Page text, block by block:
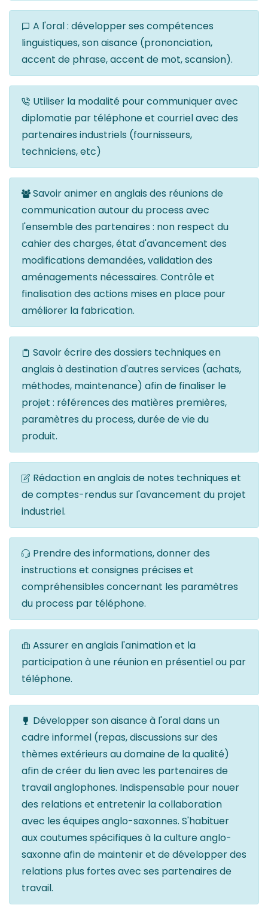
A l'oral : développer ses compétences
linguistiques, son aisance (prononciation,
accent de phrase, accent de mot, scansion).
Utiliser la modalité pour communiquer avec
diplomatie par téléphone et courriel avec des
partenaires industriels (fournisseurs,
techniciens, etc)
Savoir animer en anglais des réunions de
communication autour du process avec
l'ensemble des partenaires : non respect du
cahier des charges, état d'avancement des
modifications demandées, validation des
aménagements nécessaires. Contrôle et
finalisation des actions mises en place pour
améliorer la fabrication.
Savoir écrire des dossiers techniques en
anglais à destination d'autres services (achats,
méthodes, maintenance) afin de finaliser le
projet : références des matières premières,
paramètres du process, durée de vie du
produit.
Rédaction en anglais de notes techniques et
de comptes-rendus sur l'avancement du projet
industriel.
Prendre des informations, donner des
instructions et consignes précises et
compréhensibles concernant les paramètres
du process par téléphone.
Assurer en anglais l'animation et la
participation à une réunion en présentiel ou par
téléphone.
Développer son aisance à l'oral dans un
cadre informel (repas, discussions sur des
thèmes extérieurs au domaine de la qualité)
afin de créer du lien avec les partenaires de
travail anglophones. Indispensable pour nouer
des relations et entretenir la collaboration
avec les équipes anglo-saxonnes. S'habituer
aux coutumes spécifiques à la culture anglo-
saxonne afin de maintenir et de développer des
relations plus fortes avec ses partenaires de
travail.